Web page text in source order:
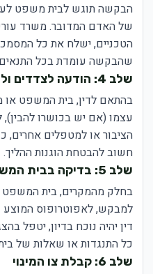
הבקשה תוגש לבית משפט
של האדם המדובר. משרד
הטכניים, ישלח את כל
שהבקשה עומדת בכל
שלב 4: הודעה לצדדים ולמטפלים
בהתאם לדין, בית המשפט או
עצמו (אם יש בכושרו
הציבור או למטפלים
חשוב להבטחת הוגנות ההליך.
שלב 5: בדיקה בבית המשפט וחקירה
בחלק מהמקרים, בית המשפט
למבקש, לאפוטרופוס המוצע
דין יהיה נוכח בדיון, יטפל
כל התנגדות או שאלות של
שלב 6: קבלת צו המינוי